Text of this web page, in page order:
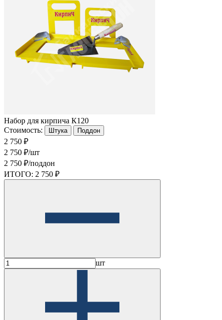
Набор для кирпича К120
Стоимость:
Штука Поддон
2 750 ₽
2 750 ₽/шт
2 750 ₽/поддон
ИТОГО: 2 750 ₽
шт